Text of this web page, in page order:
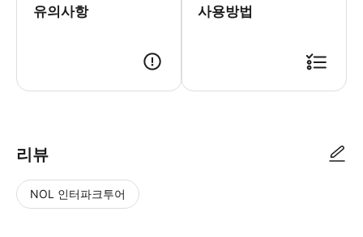
유의사항 사용방법
리뷰
NOL 인터파크투어